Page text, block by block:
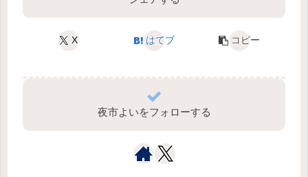
X はてブ コピー
夜市よいをフォローする